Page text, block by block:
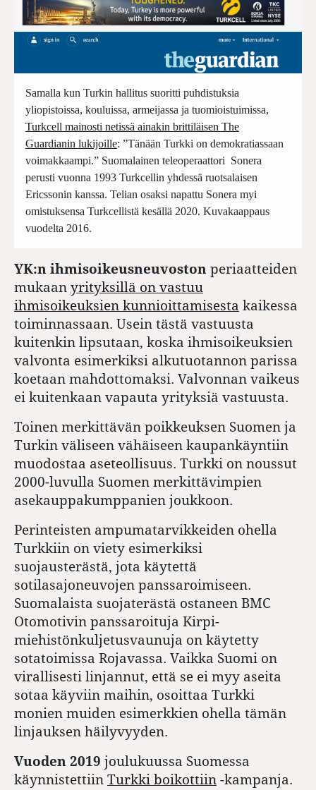
Samalla kun Turkin hallitus suoritti puhdistuksia
yliopistoissa, kouluissa, armeijassa ja tuomioistuimissa,
Turkcell mainosti netissä ainakin brittiläisen The
Guardianin lukijoille: ”Tänään Turkki on demokratiassaan
voimakkaampi.” Suomalainen teleoperaattori Sonera
perusti vuonna 1993 Turkcellin yhdessä ruotsalaisen
Ericssonin kanssa. Telian osaksi napattu Sonera myi
omistuksensa Turkcellistä kesällä 2020. Kuvakaappaus
vuodelta 2016.
YK:n ihmisoikeusneuvoston periaatteiden
mukaan yrityksillä on vastuu
ihmisoikeuksien kunnioittamisesta kaikessa
toiminnassaan. Usein tästä vastuusta
kuitenkin lipsutaan, koska ihmisoikeuksien
valvonta esimerkiksi alkutuotannon parissa
koetaan mahdottomaksi. Valvonnan vaikeus
ei kuitenkaan vapauta yrityksiä vastuusta.
Toinen merkittävän poikkeuksen Suomen ja
Turkin väliseen vähäiseen kaupankäyntiin
muodostaa aseteollisuus. Turkki on noussut
2000-luvulla Suomen merkittävimpien
asekauppakumppanien joukkoon.
Perinteisten ampumatarvikkeiden ohella
Turkkiin on viety esimerkiksi
suojausterästä, jota käytettä
sotilasajoneuvojen panssaroimiseen.
Suomalaista suojaterästä ostaneen BMC
Otomotivin panssaroituja Kirpi-
miehistönkuljetusvaunuja on käytetty
sotatoimissa Rojavassa. Vaikka Suomi on
virallisesti linjannut, että se ei myy aseita
sotaa käyviin maihin, osoittaa Turkki
monien muiden esimerkkien ohella tämän
linjauksen häilyvyyden.
Vuoden 2019 joulukuussa Suomessa
käynnistettiin Turkki boikottiin -kampanja.